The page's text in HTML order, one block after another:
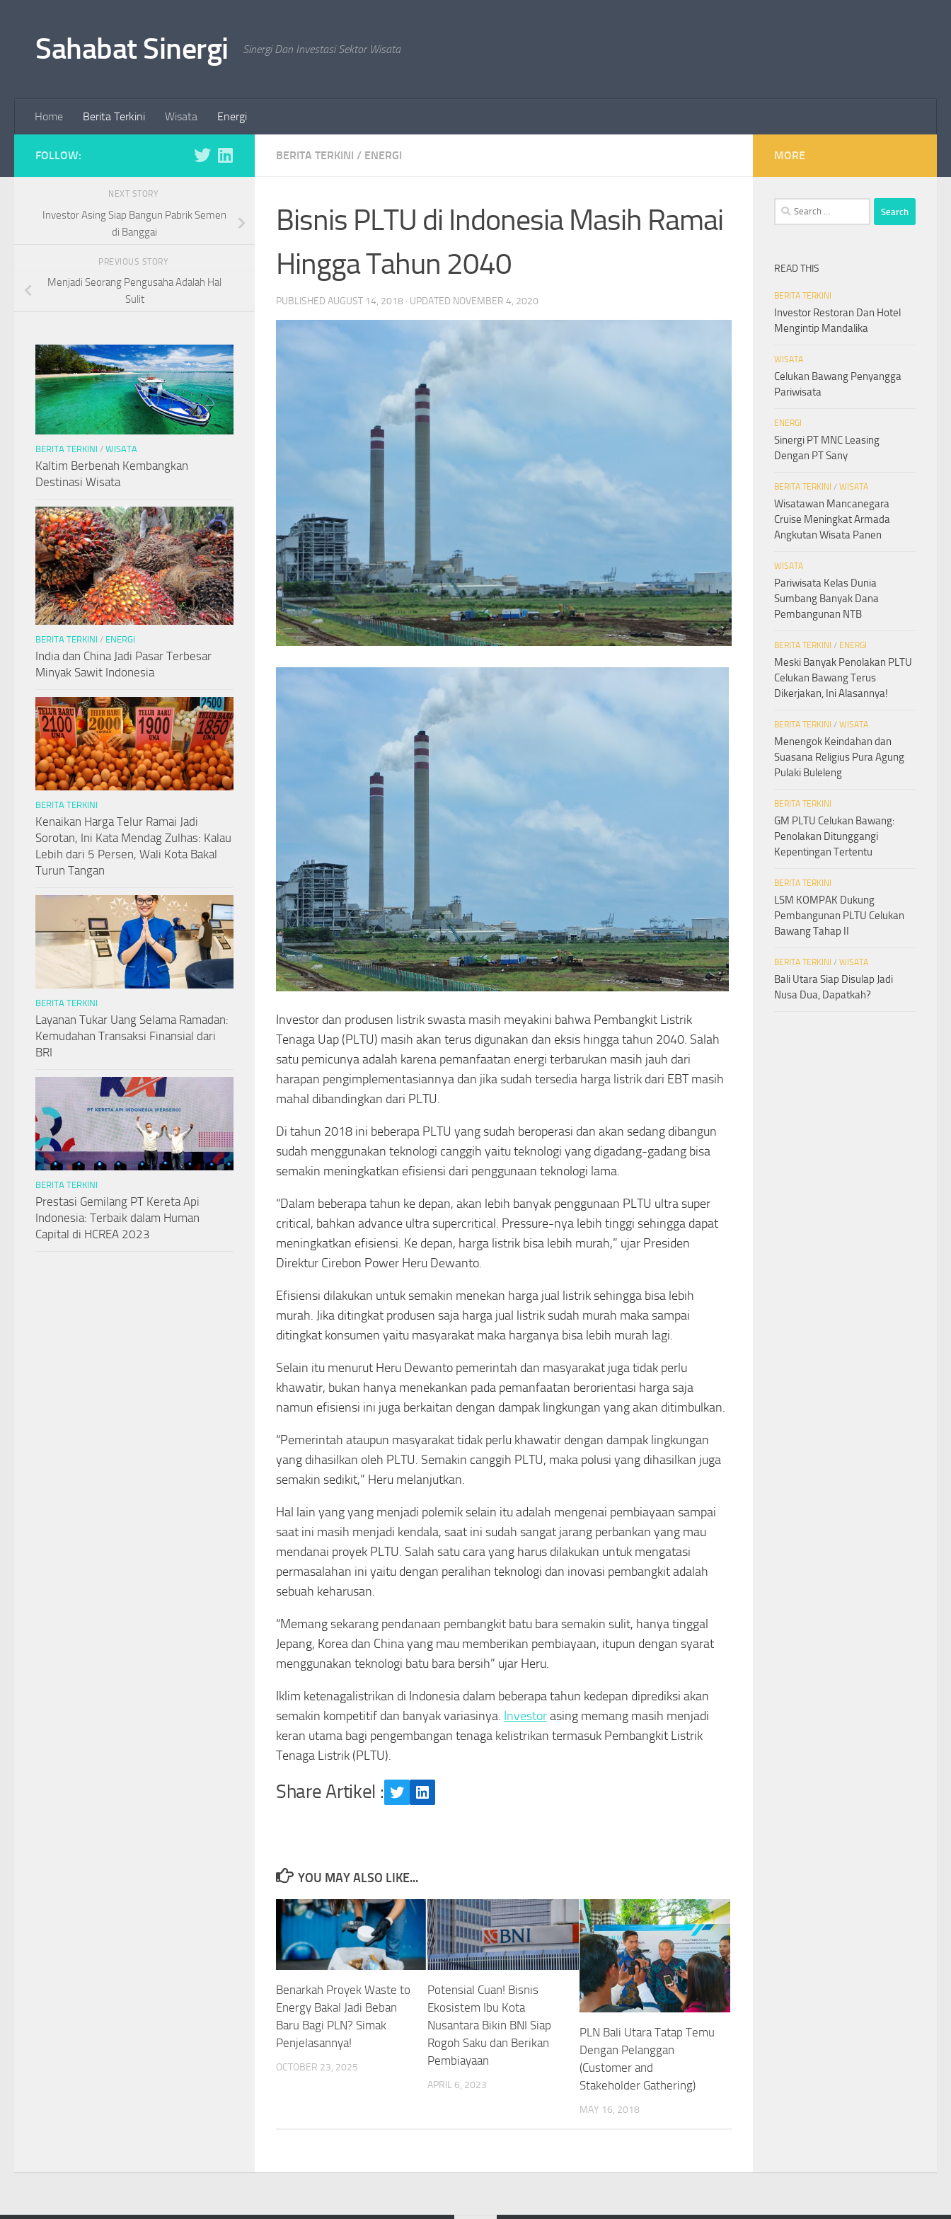
Sahabat Sinergi Sinergi Dan Investasi Sektor Wisata
Home Berita Terkini Wisata Energi
BERITA TERKINI / ENERGI
Bisnis PLTU di Indonesia Masih Ramai
Hingga Tahun 2040
PUBLISHED AUGUST 14, 2018 · UPDATED NOVEMBER 4, 2020
Investor dan produsen listrik swasta masih meyakini bahwa Pembangkit Listrik
Tenaga Uap (PLTU) masih akan terus digunakan dan eksis hingga tahun 2040. Salah
satu pemicunya adalah karena pemanfaatan energi terbarukan masih jauh dari
harapan pengimplementasiannya dan jika sudah tersedia harga listrik dari EBT masih
mahal dibandingkan dari PLTU.
Di tahun 2018 ini beberapa PLTU yang sudah beroperasi dan akan sedang dibangun
sudah menggunakan teknologi canggih yaitu teknologi yang digadang-gadang bisa
semakin meningkatkan efisiensi dari penggunaan teknologi lama.
“Dalam beberapa tahun ke depan, akan lebih banyak penggunaan PLTU ultra super
critical, bahkan advance ultra supercritical. Pressure-nya lebih tinggi sehingga dapat
meningkatkan efisiensi. Ke depan, harga listrik bisa lebih murah,” ujar Presiden
Direktur Cirebon Power Heru Dewanto.
Efisiensi dilakukan untuk semakin menekan harga jual listrik sehingga bisa lebih
murah. Jika ditingkat produsen saja harga jual listrik sudah murah maka sampai
ditingkat konsumen yaitu masyarakat maka harganya bisa lebih murah lagi.
Selain itu menurut Heru Dewanto pemerintah dan masyarakat juga tidak perlu
khawatir, bukan hanya menekankan pada pemanfaatan berorientasi harga saja
namun efisiensi ini juga berkaitan dengan dampak lingkungan yang akan ditimbulkan.
“Pemerintah ataupun masyarakat tidak perlu khawatir dengan dampak lingkungan
yang dihasilkan oleh PLTU. Semakin canggih PLTU, maka polusi yang dihasilkan juga
semakin sedikit,” Heru melanjutkan.
Hal lain yang yang menjadi polemik selain itu adalah mengenai pembiayaan sampai
saat ini masih menjadi kendala, saat ini sudah sangat jarang perbankan yang mau
mendanai proyek PLTU. Salah satu cara yang harus dilakukan untuk mengatasi
permasalahan ini yaitu dengan peralihan teknologi dan inovasi pembangkit adalah
sebuah keharusan.
“Memang sekarang pendanaan pembangkit batu bara semakin sulit, hanya tinggal
Jepang, Korea dan China yang mau memberikan pembiayaan, itupun dengan syarat
menggunakan teknologi batu bara bersih” ujar Heru.
Iklim ketenagalistrikan di Indonesia dalam beberapa tahun kedepan diprediksi akan
semakin kompetitif dan banyak variasinya. Investorasing memang masih menjadi
keran utama bagi pengembangan tenaga kelistrikan termasuk Pembangkit Listrik
Tenaga Listrik (PLTU).
Share Artikel : TwitterLinkedIn
YOU MAY ALSO LIKE...
Benarkah Proyek Waste to
Energy Bakal Jadi Beban
Baru Bagi PLN? Simak
Penjelasannya!
OCTOBER 23, 2025
Potensial Cuan! Bisnis
Ekosistem Ibu Kota
Nusantara Bikin BNI Siap
Rogoh Saku dan Berikan
Pembiayaan
APRIL 6, 2023
PLN Bali Utara Tatap Temu
Dengan Pelanggan
(Customer and
Stakeholder Gathering)
MAY 16, 2018
FOLLOW:
NEXT STORY
Investor Asing Siap Bangun Pabrik Semen
di Banggai
PREVIOUS STORY
Menjadi Seorang Pengusaha Adalah Hal
Sulit
BERITA TERKINI / WISATA
Kaltim Berbenah Kembangkan
Destinasi Wisata
BERITA TERKINI / ENERGI
India dan China Jadi Pasar Terbesar
Minyak Sawit Indonesia
BERITA TERKINI
Kenaikan Harga Telur Ramai Jadi
Sorotan, Ini Kata Mendag Zulhas: Kalau
Lebih dari 5 Persen, Wali Kota Bakal
Turun Tangan
BERITA TERKINI
Layanan Tukar Uang Selama Ramadan:
Kemudahan Transaksi Finansial dari
BRI
BERITA TERKINI
Prestasi Gemilang PT Kereta Api
Indonesia: Terbaik dalam Human
Capital di HCREA 2023
MORE
Search
for:
READ THIS
BERITA TERKINI
Investor Restoran Dan Hotel
Mengintip Mandalika
WISATA
Celukan Bawang Penyangga
Pariwisata
ENERGI
Sinergi PT MNC Leasing
Dengan PT Sany
BERITA TERKINI / WISATA
Wisatawan Mancanegara
Cruise Meningkat Armada
Angkutan Wisata Panen
WISATA
Pariwisata Kelas Dunia
Sumbang Banyak Dana
Pembangunan NTB
BERITA TERKINI / ENERGI
Meski Banyak Penolakan PLTU
Celukan Bawang Terus
Dikerjakan, Ini Alasannya!
BERITA TERKINI / WISATA
Menengok Keindahan dan
Suasana Religius Pura Agung
Pulaki Buleleng
BERITA TERKINI
GM PLTU Celukan Bawang:
Penolakan Ditunggangi
Kepentingan Tertentu
BERITA TERKINI
LSM KOMPAK Dukung
Pembangunan PLTU Celukan
Bawang Tahap II
BERITA TERKINI / WISATA
Bali Utara Siap Disulap Jadi
Nusa Dua, Dapatkah?